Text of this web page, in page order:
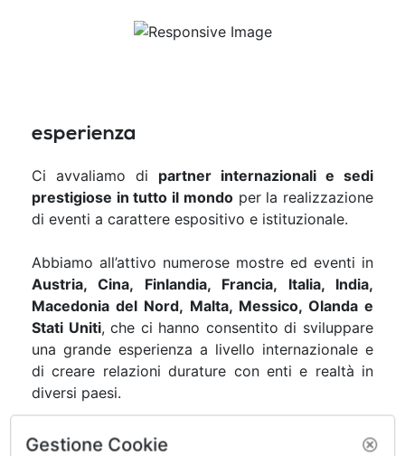
esperienza
Ci avvaliamo di partner internazionali e sedi
prestigiose in tutto il mondoper la realizzazione
di eventi a carattere espositivo e istituzionale.
Abbiamo all’attivo numerose mostre ed eventi in
Austria, Cina, Finlandia, Francia, Italia, India,
Macedonia del Nord, Malta, Messico, Olanda e
Stati Uniti, che ci hanno consentito di sviluppare
una grande esperienza a livello internazionale e
di creare relazioni durature con enti e realtà in
diversi paesi.
Gestione Cookie